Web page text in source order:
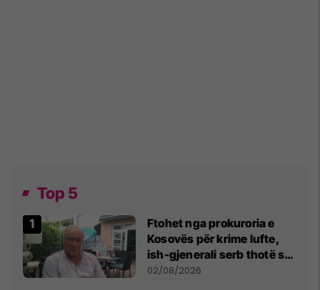
Top 5
Ftohet nga prokuroria e
Kosovës për krime lufte,
ish-gjenerali serb thotë se
dikush e tradhtoi në
02/08/2026